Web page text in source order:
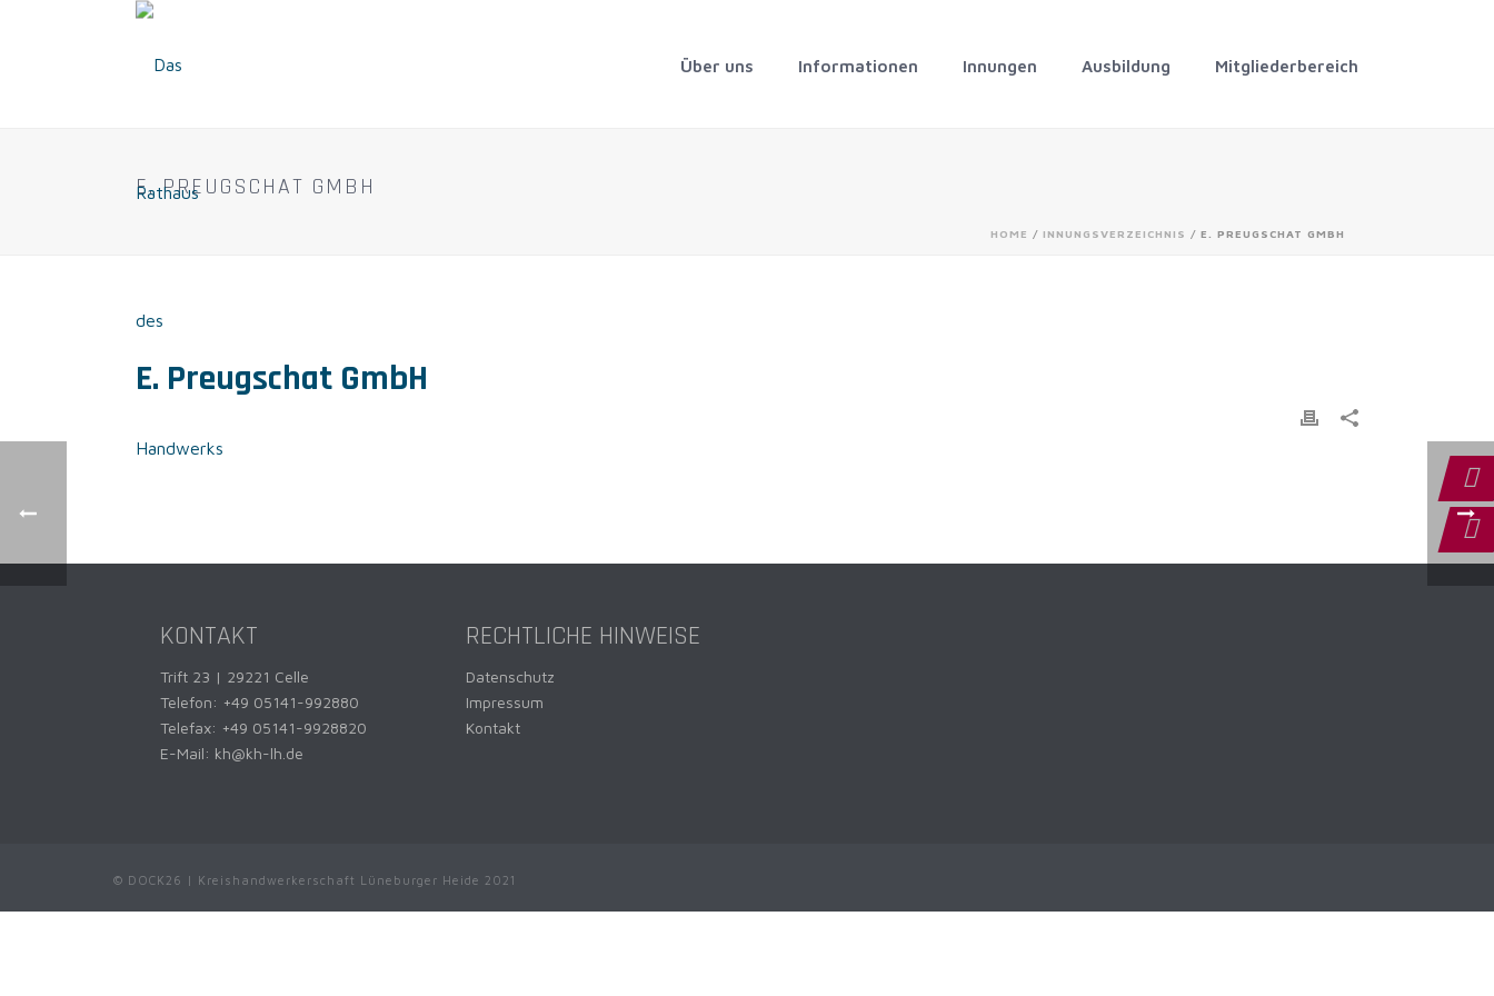
Über uns Informationen Innungen Ausbildung Mitgliederbereich
E. PREUGSCHAT GMBH
HOME / INNUNGSVERZEICHNIS / E. PREUGSCHAT GMBH
E. Preugschat GmbH
KONTAKT
Trift 23 | 29221 Celle
Telefon: +49 05141-992880
Telefax: +49 05141-9928820
E-Mail: kh@kh-lh.de
RECHTLICHE HINWEISE
Datenschutz
Impressum
Kontakt
© DOCK26 | Kreishandwerkerschaft Lüneburger Heide 2021